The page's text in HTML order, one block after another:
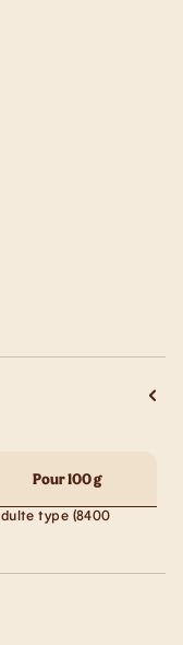
Pour 100 g
type (8400